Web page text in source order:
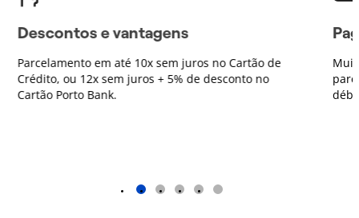
Descontos e vantagens
Parcelamento em até 10x sem juros no Cartão de
Crédito, ou 12x sem juros + 5% de desconto no
Cartão Porto Bank.
1 2 3 4 5